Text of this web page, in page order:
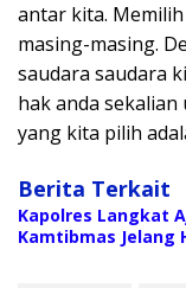
antar kita.
masing-masing.
saudara saudara
hak anda
yang kita pilih
Berita Terkait
Kapolres Langkat
Kamtibmas Jelang